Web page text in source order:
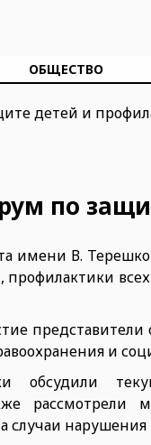
ОБЩЕСТВО
по
имени В.
профилактики
представители
и
обсудили
рассмотрели
случаи